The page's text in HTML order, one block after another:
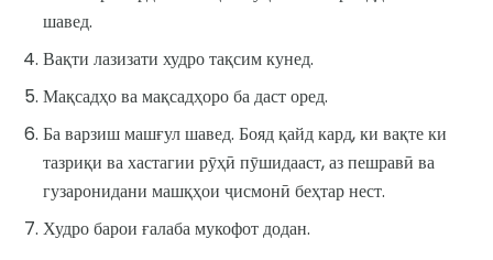
шавед.
Вақти лазизати худро тақсим кунед.
Мақсадҳо ва мақсадҳоро ба даст оред.
Ба варзиш машғул шавед. Бояд қайд кард, ки вақте ки
тазриқи ва хастагии рӯҳӣ пӯшидааст, аз пешравӣ ва
гузаронидани машқҳои ҷисмонӣ беҳтар нест.
Худро барои ғалаба мукофот додан.